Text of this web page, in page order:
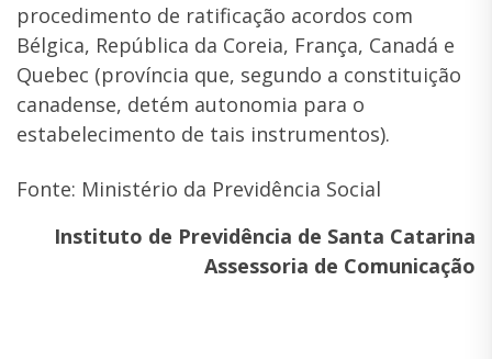
procedimento de ratificação acordos com
Bélgica, República da Coreia, França, Canadá e
Quebec (província que, segundo a constituição
canadense, detém autonomia para o
estabelecimento de tais instrumentos).
Fonte: Ministério da Previdência Social
Instituto de Previdência de Santa Catarina
Assessoria de Comunicação